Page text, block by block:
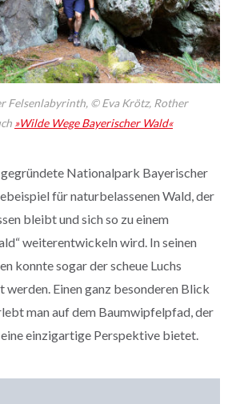
Felsenlabyrinth, © Eva Krötz, Rother
»Wilde Wege Bayerischer Wald«
Nationalpark Bayerischer
für naturbelassenen Wald, der
bleibt und sich so zu einem
weiterentwickeln wird. In seinen
konnte sogar der scheue Luchs
werden. Einen ganz besonderen Blick
man auf dem Baumwipfelpfad, der
einzigartige Perspektive bietet.